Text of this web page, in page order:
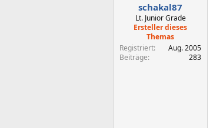
schakal87
Lt. Junior Grade
Ersteller dieses
Themas
Registriert
Aug. 2005
Beiträge
283